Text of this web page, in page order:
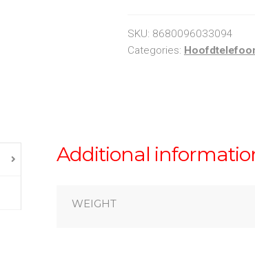
SKU: 8680096033094
Categories:
Additional
WEIGHT